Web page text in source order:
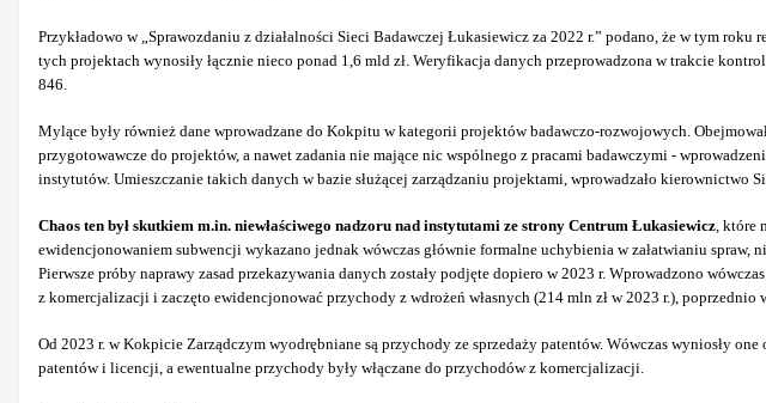
Przykładowo w „Sprawozdaniu z działalności Sieci Badawczej Łukasiewicz za 2022 r.” podano, że w tym
tych projektach wynosiły łącznie nieco ponad 1,6 mld zł. Weryfikacja danych przeprowadzona w trakcie
846.
Mylące były również dane wprowadzane do Kokpitu w kategorii projektów badawczo-rozwojowych.
przygotowawcze do projektów, a nawet zadania nie mające nic wspólnego z pracami badawczymi -
instytutów. Umieszczanie takich danych w bazie służącej zarządzaniu projektami, wprowadzało kierownictwo
Chaos ten był skutkiem m.in. niewłaściwego nadzoru nad instytutami ze strony Centrum Łukasiewicz ,
ewidencjonowaniem subwencji wykazano jednak wówczas głównie formalne uchybienia w załatwianiu
Pierwsze próby naprawy zasad przekazywania danych zostały podjęte dopiero w 2023 r. Wprowadzono
z komercjalizacji i zaczęto ewidencjonować przychody z wdrożeń własnych (214 mln zł w 2023 r.),
Od 2023 r. w Kokpicie Zarządczym wyodrębniane są przychody ze sprzedaży patentów. Wówczas wyniosły
patentów i licencji, a ewentualne przychody były włączane do przychodów z komercjalizacji.